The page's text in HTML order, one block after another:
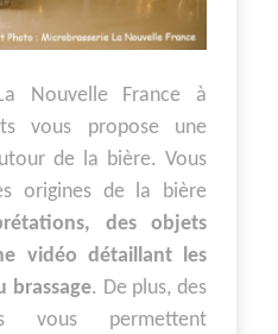
Nouvelle France à
vous propose une
de la bière. Vous
origines de la bière
des objets
vidéo détaillant les
brassage. De plus, des
vous permettent